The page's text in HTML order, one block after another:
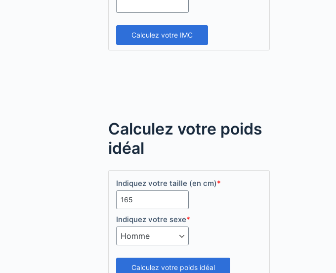
Calculez votre IMC
Calculez votre poids
idéal
Indiquez votre taille (en cm)*
Indiquez votre sexe*
Calculez votre poids idéal